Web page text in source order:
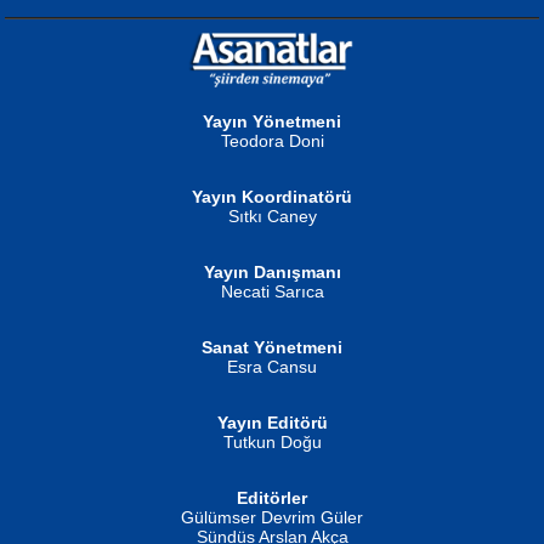
NURAN KÖSE BAYDAR
İSMAİL OKUTAN
Erkeklerin Kahrolması Ne Demektir
Ben Deniz Değilim ki...
Yayın Yönetmeni
Teodora Doni
Yayın Koordinatörü
Sıtkı Caney
Yayın Danışmanı
Necati Sarıca
Sanat Yönetmeni
Esra Cansu
Yayın Editörü
Tutkun Doğu
Editörler
Gülümser Devrim Güler
Sündüs Arslan Akça